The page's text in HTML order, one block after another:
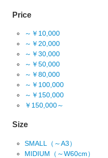
Price
～￥10,000
～￥20,000
～￥30,000
～￥50,000
～￥80,000
～￥100,000
～￥150,000
￥150,000～
Size
SMALL（～A3）
MIDIUM（～W60cm）